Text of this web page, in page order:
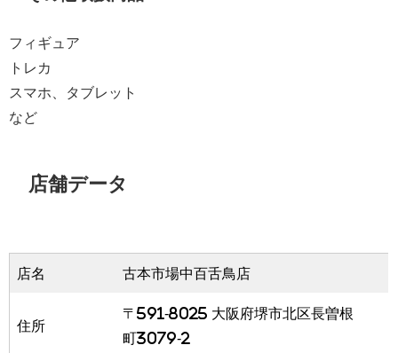
フィギュア
トレカ
スマホ、タブレット
など
店舗データ
店名 古本市場中百舌鳥店
住所
〒591-8025 大阪府堺市北区長曽根
町3079-2